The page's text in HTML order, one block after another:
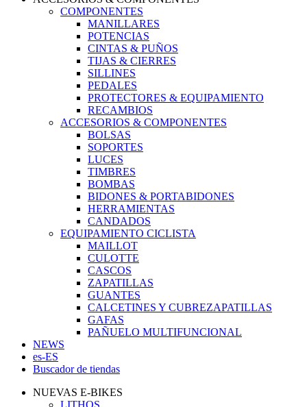
COMPONENTES
MANILLARES
POTENCIAS
CINTAS & PUÑOS
TIJAS & CIERRES
SILLINES
PEDALES
PROTECTORES & EQUIPAMIENTO
RECAMBIOS
ACCESORIOS & COMPONENTES
BOLSAS
SOPORTES
LUCES
TIMBRES
BOMBAS
BIDONES & PORTABIDONES
HERRAMIENTAS
CANDADOS
EQUIPAMIENTO CICLISTA
MAILLOT
CULOTTE
CASCOS
ZAPATILLAS
GUANTES
CALCETINES Y CUBREZAPATILLAS
GAFAS
PAÑUELO MULTIFUNCIONAL
NEWS
es-ES
Buscador de tiendas
NUEVAS E-BIKES
LITHOS